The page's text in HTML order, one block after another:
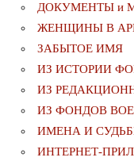
ДОКУМЕНТЫ и
ЖЕНЩИНЫ В
ЗАБЫТОЕ ИМЯ
ИЗ ИСТОРИИ
ИЗ
ИЗ ФОНДОВ
ИМЕНА И
ИНТЕРНЕТ-